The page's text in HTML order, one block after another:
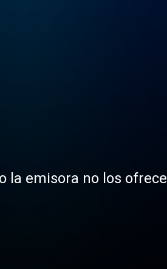
la emisora no los ofrece